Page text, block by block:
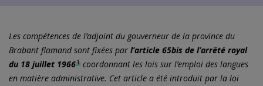
Les compétences de l’adjoint du gouverneur de la province du
Brabant flamand sont fixées par l’article 65bis de l’arrêté royal
du 18 juillet 19661 coordonnant les lois sur l’emploi des langues
en matière administrative. Cet article a été introduit par la loi